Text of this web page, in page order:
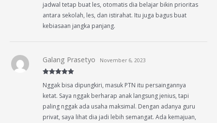
jadwal tetap buat les, otomatis dia belajar bikin prioritas
antara sekolah, les, dan istirahat. Itu juga bagus buat
kebiasaan jangka panjang.
of 5
Galang Prasetyo November 6, 2023
Nggak bisa dipungkiri, masuk PTN itu persaingannya
ketat. Saya nggak berharap anak langsung jenius, tapi
paling nggak ada usaha maksimal. Dengan adanya guru
privat, saya lihat dia jadi lebih semangat. Ada kemajuan,